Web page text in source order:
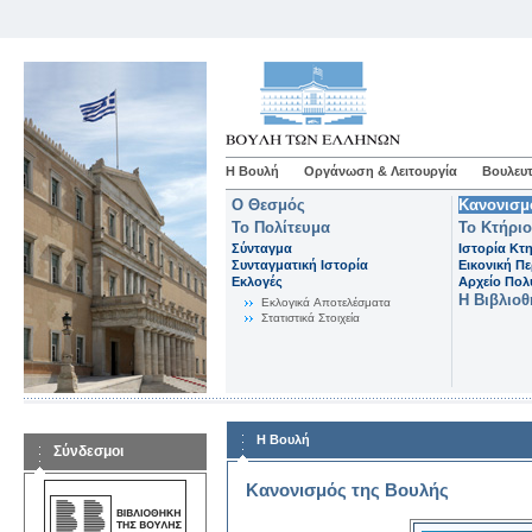
Η Βουλή Οργάνωση & Λειτουργία
Ο Θεσμός
Το Πολίτευμα
Σύνταγμα
Συνταγματική Ιστορία
Εκλογές
Eκλογικά Aποτελέσματα
Στατιστικά Στοιχεία
Το Κτήριο
Ιστορία
Εικονική
Αρχείο
Η
Σύνδεσμοι
Η Βουλή
Κανονισμός της Βουλής